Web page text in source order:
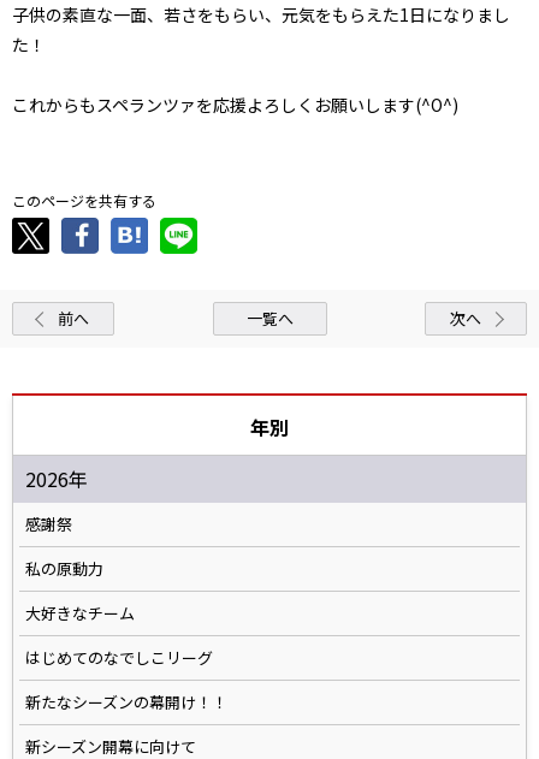
子供の素直な一面、若さをもらい、元気をもらえた1日になりまし
た！
これからもスペランツァを応援よろしくお願いします(^O^)
このページを共有する
前へ 一覧へ 次へ
年別
2026年
感謝祭
私の原動力
大好きなチーム
はじめてのなでしこリーグ
新たなシーズンの幕開け！！
新シーズン開幕に向けて